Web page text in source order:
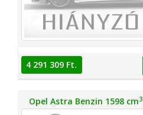
4 291 309 Ft.
Opel Astra Benzin 1598 cm3